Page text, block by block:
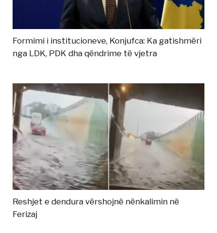
Formimi i institucioneve, Konjufca: Ka gatishmëri
nga LDK, PDK dha qëndrime të vjetra
Reshjet e dendura vërshojnë nënkalimin në
Ferizaj